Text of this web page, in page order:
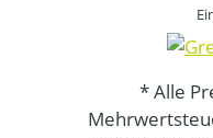
* Alle